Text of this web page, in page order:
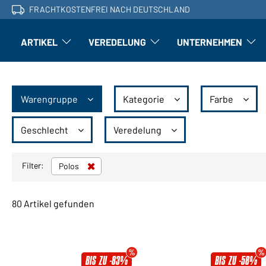
FRACHTKOSTENFREI NACH DEUTSCHLAND
ARTIKEL Artikel: Untermenü öffnen
VEREDELUNG Veredelung: Untermenü öffnen
UNTERNEHMEN
Warengruppe Kategorie Farbe
Geschlecht Veredelung
Filter: Polos
80 Artikel gefunden
BIS ZU -83% BIS ZU -58%